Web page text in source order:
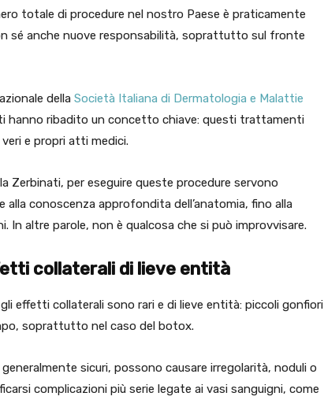
totale di procedure nel nostro Paese è praticamente
sé anche nuove responsabilità, soprattutto sul fronte
della Società Italiana di Dermatologia e Malattie
hanno ribadito un concetto chiave: questi trattamenti
e propri atti medici.
Zerbinati, per eseguire queste procedure servono
alla conoscenza approfondita dell’anatomia, fino alla
In altre parole, non è qualcosa che si può improvvisare.
collaterali di lieve entità
effetti collaterali sono rari e di lieve entità: piccoli gonfiori
soprattutto nel caso del botox.
sicuri, possono causare irregolarità, noduli o
complicazioni più serie legate ai vasi sanguigni, come